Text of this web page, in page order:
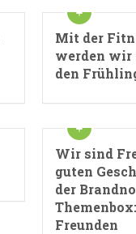
Mit der
werden
den
Wir sind
guten
der
Freunden